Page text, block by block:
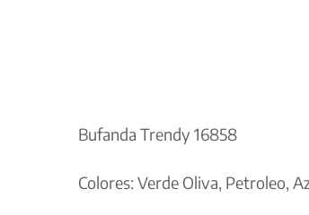
Bufanda Trendy 16858
Colores: Verde Oliva, Petroleo,